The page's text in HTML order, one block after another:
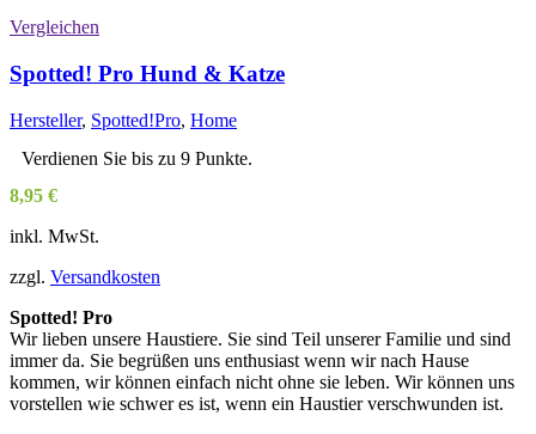
Vergleichen
Spotted! Pro Hund & Katze
Hersteller, Spotted!Pro, Home
Verdienen Sie bis zu 9 Punkte.
8,95 €
inkl. MwSt.
zzgl. Versandkosten
Spotted! Pro
Wir lieben unsere Haustiere. Sie sind Teil unserer Familie und sind
immer da. Sie begrüßen uns enthusiast wenn wir nach Hause
kommen, wir können einfach nicht ohne sie leben. Wir können uns
vorstellen wie schwer es ist, wenn ein Haustier verschwunden ist.